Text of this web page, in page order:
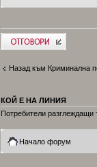
Добави отговор
Назад към Криминална
КОЙ Е НА ЛИНИЯ
Потребители разглеждащи
Начало форум